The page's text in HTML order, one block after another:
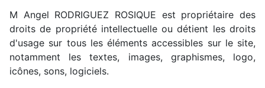
M Angel RODRIGUEZ ROSIQUE est propriétaire des
droits de propriété intellectuelle ou détient les droits
d'usage sur tous les éléments accessibles sur le site,
notamment les textes, images, graphismes, logo,
icônes, sons, logiciels.